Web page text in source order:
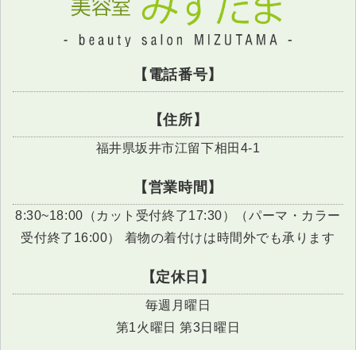
【電話番号】
【住所】
福井県坂井市江留下相田4-1
【営業時間】
8:30~18:00（カット受付終了17:30）（パーマ・カラー
受付終了16:00） 着物の着付けは時間外でも承ります
【定休日】
毎週月曜日
第1火曜日 第3日曜日